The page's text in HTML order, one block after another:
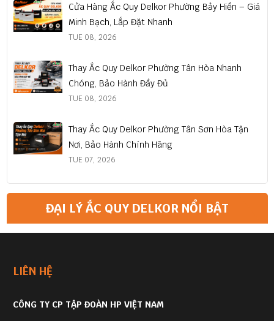
Cửa Hàng Ắc Quy Delkor Phường Bảy Hiền – Giá
Minh Bạch, Lắp Đặt Nhanh
TUE 08, 2026
Thay Ắc Quy Delkor Phường Tân Hòa Nhanh
Chóng, Bảo Hành Đầy Đủ
TUE 08, 2026
Thay Ắc Quy Delkor Phường Tân Sơn Hòa Tận
Nơi, Bảo Hành Chính Hãng
TUE 07, 2026
ĐẠI LÝ ẮC QUY DELKOR NỔI BẬT
LIÊN HỆ
CÔNG TY CP TẬP ĐOÀN HP VIỆT NAM